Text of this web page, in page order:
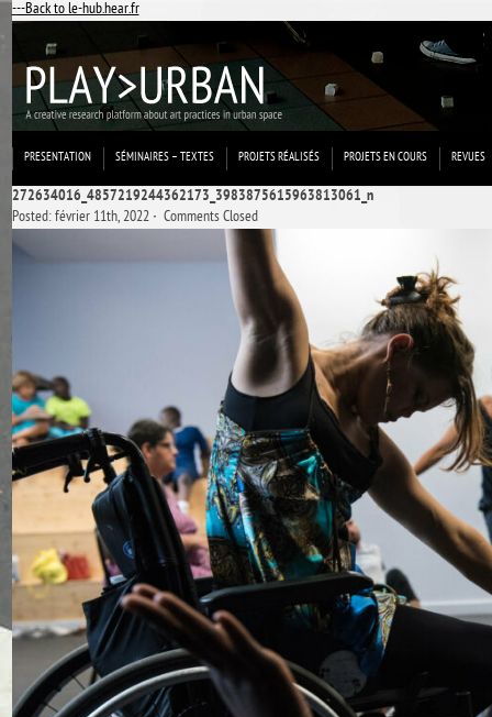
---Back to le-hub.hear.fr
PRESENTATION SÉMINAIRES – TEXTES PROJETS RÉALISÉS PROJETS EN COURS REVUES
272634016_4857219244362173_3983875615963813061_n
Posted: février 11th, 2022 ˑ Comments Closed